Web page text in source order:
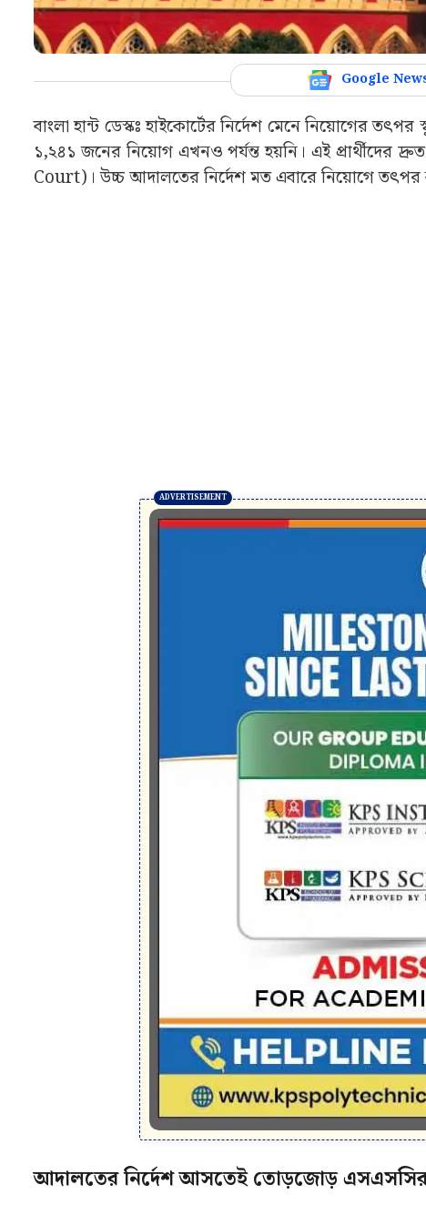
Google
বাংলা হান্ট ডেস্কঃ হাইকোর্টের নির্দেশ মেনে নিয়োগের
১,২৪১ জনের নিয়োগ এখনও পর্যন্ত হয়নি। এই প্রার্থীদের
Court)। উচ্চ আদালতের নির্দেশ মত এবারে নিয়োগে
আদালতের নির্দেশ আসতেই তোড়জোড়